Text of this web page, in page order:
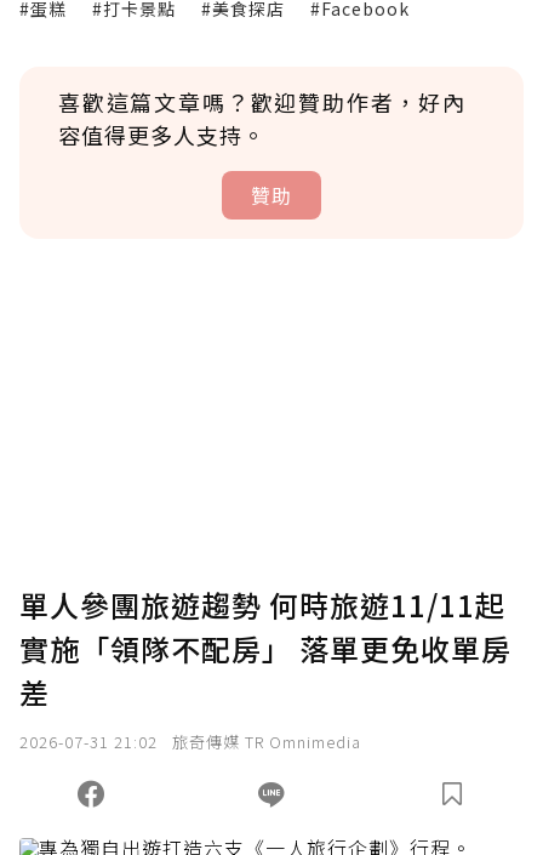
#蛋糕 #打卡景點 #美食探店 #Facebook
喜歡這篇文章嗎？歡迎贊助作者，好內
容值得更多人支持。
贊助
確認送出
您當前剩餘 U 利點數：0點；前往 購買點數
單人參團旅遊趨勢 何時旅遊11/11起
實施「領隊不配房」 落單更免收單房
差
2026-07-31 21:02 旅奇傳媒 TR Omnimedia